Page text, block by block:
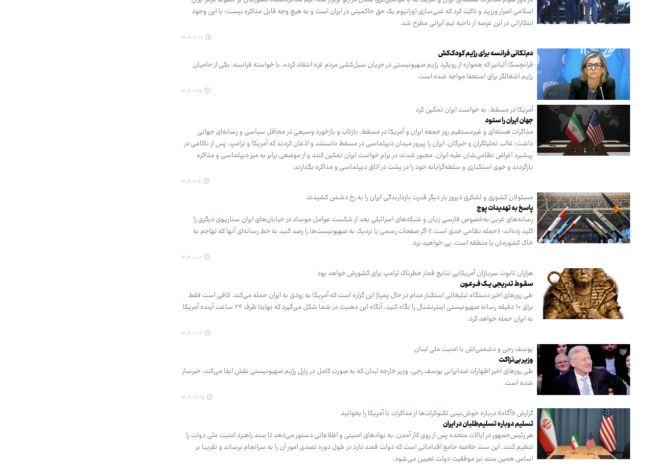
اسلامی اصرار ورزید و تاکید کرد که غنی‌سازی اورانیوم یک حق حاکمیتی در ایران است و به هیچ وجه قابل مذاکره نیست؛ با این وجود
ابتکاراتی در این عرصه از ناحیه تیم ایرانی مطرح شد.
۱۴۰۴.۱۲.۰۹
دم‌تکانی فرانسه برای رژیم کودک‌کش
فرانچسکا آلبانیز که همواره از رویکرد رژیم صهیونیستی در جریان نسل‌کشی مردم غزه انتقاد کرده، با خواسته فرانسه، یکی از حامیان
رژیم اشغالگر برای استعفا مواجه شده است.
۱۴۰۴.۱۱.۲۵
آمریکا در مسقط، به خواست ایران تمکین کرد
جهان ایران را ستود
مذاکرات هسته‌ای و غیرمستقیم روز جمعه ایران و آمریکا در مسقط، بازتاب و بازخورد وسیعی در محافل سیاسی و رسانه‌ای جهانی
داشت؛ غالب تحلیلگران و خبرگان، ایران را پیروز میدان دیپلماسی در مسقط دانستند و اذعان کردند که آمریکا و ترامپ، پس از ناکامی در
پیشبرد اغراض نظامی‌شان علیه ایران، مجبور شدند در برابر خواست ایران تمکین کنند و از موضعی برابر به میز دیپلماسی و مذاکره
بازگردند و خوی استکباری و سلطه‌گرایانه خود را در پشت در اتاق دیپلماسی و مذاکره بگذارند.
۱۴۰۴.۱۱.۱۹
مسئولان کشوری و لشکری دیروز بار دیگر قدرت بازدارندگی ایران را به رخ دشمن کشیدند
پاسخ به تهدیدات پوچ
رسانه‌های غربی به‌خصوص فارسی زبان و شبکه‌های اسرائیلی بعد از شکست عوامل موساد در خیابان‌های ایران سناریوی دیگری را
کلید زده‌اند؛ «حمله نظامی جدی است.» اگر صفحات رسمی یا نزدیک به صهیونیست‌ها را رصد کنید به خط رسانه‌ای آنها که تهاجم به
خاک کشورمان یا منطقه است، پی ‌خواهید برد.
۱۴۰۴.۱۱.۰۶
هزاران تابوت سربازان آمریکایی نتایج قمار خطرناک ترامپ برای کشورش خواهد بود
سقـوط تدریجی یــک فــرعـون
طی روزهای اخیر دستگاه تبلیغاتی استکبار مدام در حال پمپاژ این گزاره است که آمریکا به زودی به ایران حمله می‌کند. کافی است فقط
برای ۱۰ دقیقه رسانه صهیونیستی اینترنشنال را نگاه کنید، آنگاه این ذهنیت در شما شکل می‌گیرد که نهایتا ظرف ۲۴ ساعت آینده آمریکا
به ایران حمله خواهد کرد.
۱۴۰۴.۱۱.۰۴
یوسف رجی و دشمنی‌اش با امنیت ملی لبنان
وزیر بی‌نزاکت
طی روزهای اخیر اظهارات ضدایرانی یوسف رجی، وزیر خارجه لبنان که به صورت کامل در پازل رژیم صهیونیستی نقش ایفا می‌کند، خبرساز
شده است.
۱۴۰۴.۰۹.۲۵
گزارش «آگاه» درباره خوش‌بینی تکنوکرات‌ها از مذاکرات با آمریکا را بخوانید
تسلیم دوباره تسلیم‌طلبان در ایران
هر رئیس‌جمهور در ایالات متحده پس از روی کار آمدن، به نهادهای امنیتی و اطلاعاتی دستور می‌دهد تا سند راهبرد امنیت ملی دولت را
تنظیم کنند. این سند خلاصه جامع اقداماتی است که دولت قصد دارد در طول دوره تصدی امور آن را به سرانجام برساند و تقریبا بر
اساس همین سند نیز موفقیت دولت تعیین می‌شود.